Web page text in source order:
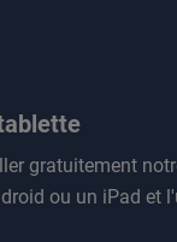
gratuitement
ou un iPad et